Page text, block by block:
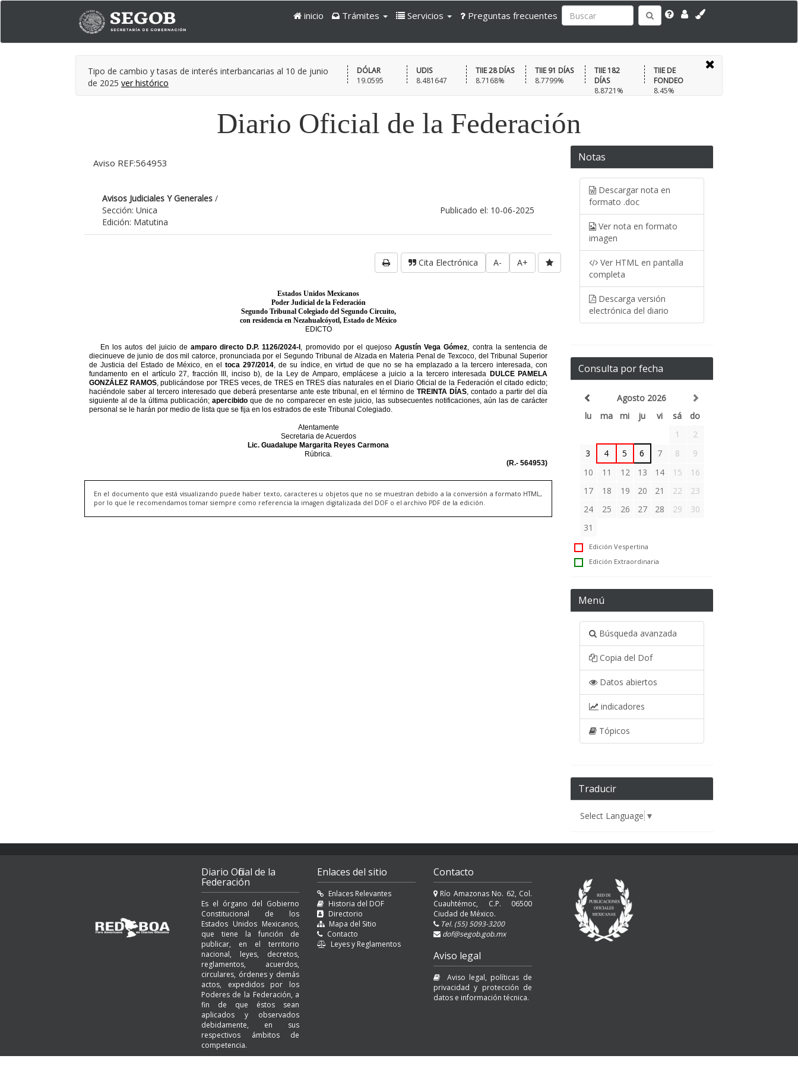
inicio Trámites Servicios Preguntas frecuentes
Tipo de cambio y tasas de interés interbancarias al 10 de junio
de 2025 ver histórico
DÓLAR
19.0595
UDIS
8.481647
TIIE 28 DÍAS
8.7168%
TIIE 91 DÍAS
8.7799%
TIIE 182
DÍAS
8.8721%
TIIE DE
FONDEO
8.45%
Diario Oficial de la Federación
Aviso REF:564953
Avisos Judiciales Y Generales /
Publicado el: 10-06-2025
Sección: Unica
Edición: Matutina
A+
A-
Cita Electrónica
En el documento que está visualizando puede haber texto, caracteres u objetos que no se muestran debido a la conversión a formato HTML,
por lo que le recomendamos tomar siempre como referencia la imagen digitalizada del DOF o el archivo PDF de la edición.
Notas
Descargar nota en
formato .doc
Ver nota en formato
imagen
Ver HTML en pantalla
completa
Descarga versión
electrónica del diario
Consulta por fecha
Agosto 2026
lu
ma mi ju vi sá
do
1
2
3
4 5 6 7 8
9
10
11 12 13 14 15
16
17
18 19 20 21 22
23
24
25 26 27 28 29
30
31
Edición Vespertina
Edición Extraordinaria
Menú
Búsqueda avanzada
Copia del Dof
Datos abiertos
indicadores
Tópicos
Traducir
Select Language ▼
Diario Oficial de la
Federación
Es el órgano del Gobierno
Constitucional de los
Estados Unidos Mexicanos,
que tiene la función de
publicar, en el territorio
nacional, leyes, decretos,
reglamentos, acuerdos,
circulares, órdenes y demás
actos, expedidos por los
Poderes de la Federación, a
fin de que éstos sean
aplicados y observados
debidamente, en sus
respectivos ámbitos de
competencia.
Enlaces del sitio
Enlaces Relevantes
Historia del DOF
Directorio
Mapa del Sitio
Contacto
Leyes y Reglamentos
Contacto
Río Amazonas No. 62, Col.
Cuauhtémoc, C.P. 06500
Ciudad de México.
Tel. (55) 5093-3200
dof@segob.gob.mx
Aviso legal
Aviso legal, políticas de
privacidad y protección de
datos e información técnica.